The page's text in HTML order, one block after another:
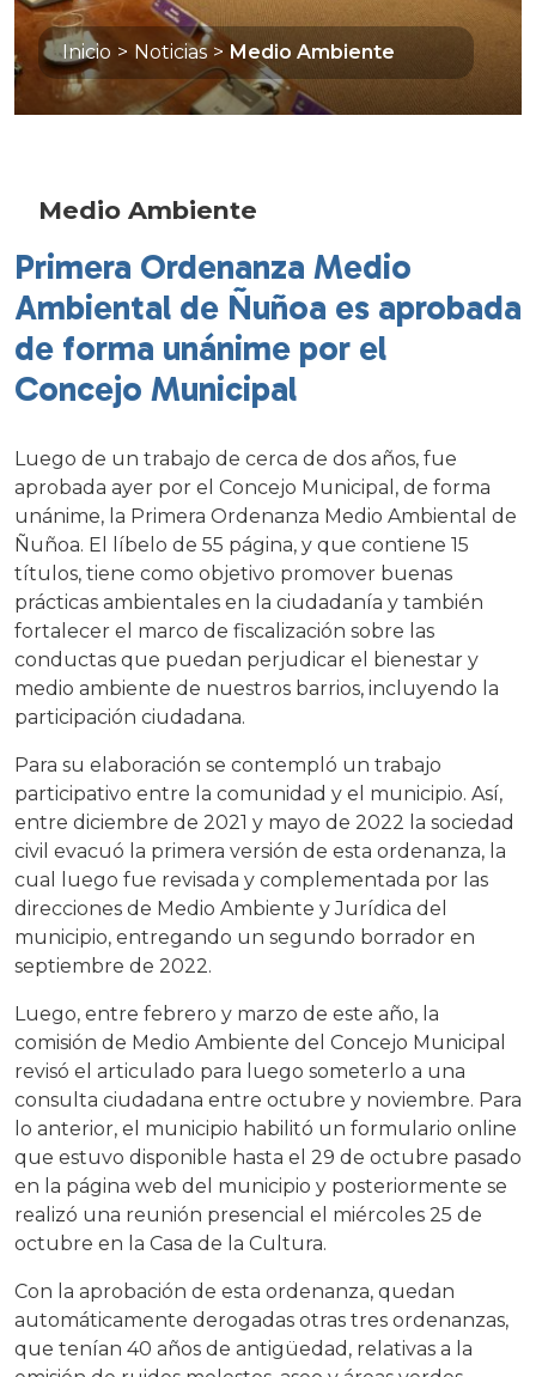
Inicio > Noticias > Medio Ambiente
Medio Ambiente
Primera Ordenanza Medio
Ambiental de Ñuñoa es aprobada
de forma unánime por el
Concejo Municipal
Luego de un trabajo de cerca de dos años, fue
aprobada ayer por el Concejo Municipal, de forma
unánime, la Primera Ordenanza Medio Ambiental de
Ñuñoa. El líbelo de 55 página, y que contiene 15
títulos, tiene como objetivo promover buenas
prácticas ambientales en la ciudadanía y también
fortalecer el marco de fiscalización sobre las
conductas que puedan perjudicar el bienestar y
medio ambiente de nuestros barrios, incluyendo la
participación ciudadana.
Para su elaboración se contempló un trabajo
participativo entre la comunidad y el municipio. Así,
entre diciembre de 2021 y mayo de 2022 la sociedad
civil evacuó la primera versión de esta ordenanza, la
cual luego fue revisada y complementada por las
direcciones de Medio Ambiente y Jurídica del
municipio, entregando un segundo borrador en
septiembre de 2022.
Luego, entre febrero y marzo de este año, la
comisión de Medio Ambiente del Concejo Municipal
revisó el articulado para luego someterlo a una
consulta ciudadana entre octubre y noviembre. Para
lo anterior, el municipio habilitó un formulario online
que estuvo disponible hasta el 29 de octubre pasado
en la página web del municipio y posteriormente se
realizó una reunión presencial el miércoles 25 de
octubre en la Casa de la Cultura.
Con la aprobación de esta ordenanza, quedan
automáticamente derogadas otras tres ordenanzas,
que tenían 40 años de antigüedad, relativas a la